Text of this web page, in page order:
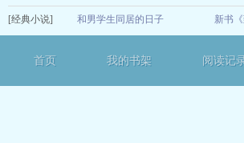
1V1）
[经典小说] 和男学生同居的日子 新书《
首页 我的书架 阅读记